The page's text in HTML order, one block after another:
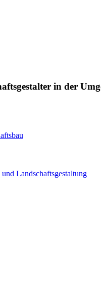
in der
Landschaftsgestaltung